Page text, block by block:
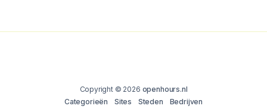
Copyright © 2026 openhours.nl
Categorieën
Sites Steden
Bedrijven